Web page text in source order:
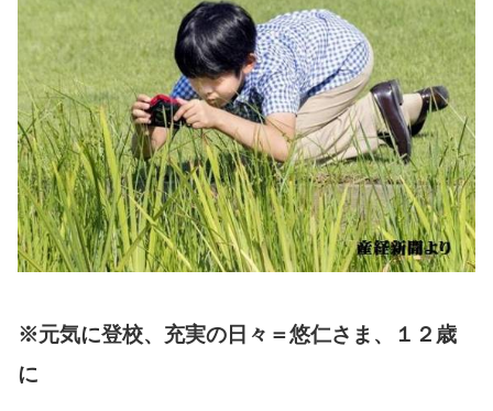
※元気に登校、充実の日々＝悠仁さま、１２歳
に